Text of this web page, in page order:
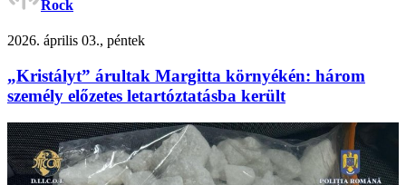
Rock
2026. április 03., péntek
„Kristályt” árultak Margitta környékén: három
személy előzetes letartóztatásba került